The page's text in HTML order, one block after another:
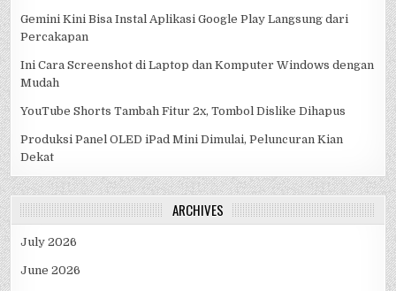
Gemini Kini Bisa Instal Aplikasi Google Play Langsung dari
Percakapan
Ini Cara Screenshot di Laptop dan Komputer Windows dengan
Mudah
YouTube Shorts Tambah Fitur 2x, Tombol Dislike Dihapus
Produksi Panel OLED iPad Mini Dimulai, Peluncuran Kian
Dekat
ARCHIVES
July 2026
June 2026